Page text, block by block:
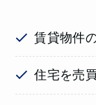
賃貸物件
住宅を売